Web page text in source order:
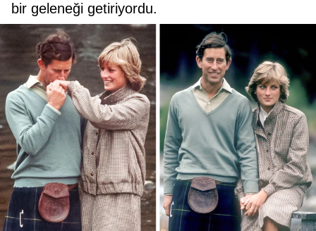
bir geleneği getiriyordu.